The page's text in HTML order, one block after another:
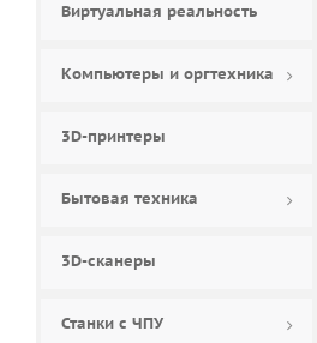
Виртуальная реальность
Компьютеры и оргтехника
3D-принтеры
Бытовая техника
3D-сканеры
Станки с ЧПУ